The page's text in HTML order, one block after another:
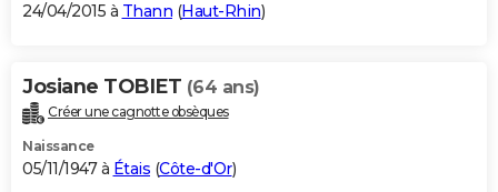
24/04/2015 à Thann (Haut-Rhin)
Josiane TOBIET (64 ans)
Créer une cagnotte obsèques
Naissance
05/11/1947 à Étais (Côte-d'Or)